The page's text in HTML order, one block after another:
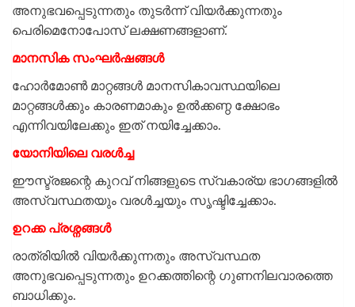
അനുഭവപ്പെടുന്നതും തുടർന്ന് വിയർക്കുന്നതും
പെരിമെനോപോസ് ലക്ഷണങ്ങളാണ്.
മാനസിക സംഘർഷങ്ങൾ
ഹോർമോൺ മാറ്റങ്ങൾ മാനസികാവസ്ഥയിലെ
മാറ്റങ്ങൾക്കും കാരണമാകും ഉൽക്കണ്ഠ ക്ഷോഭം
എന്നിവയിലേക്കും ഇത് നയിച്ചേക്കാം.
യോനിയിലെ വരൾച്ച
ഈസ്ട്രജന്റെ കുറവ് നിങ്ങളുടെ സ്വകാര്യ ഭാഗങ്ങളിൽ
അസ്വസ്ഥതയും വരൾച്ചയും സൃഷ്ടിച്ചേക്കാം.
ഉറക്ക പ്രശ്നങ്ങൾ
രാത്രിയിൽ വിയർക്കുന്നതും അസ്വസ്ഥത
അനുഭവപ്പെടുന്നതും ഉറക്കത്തിന്റെ ഗുണനിലവാരത്തെ
ബാധിക്കും.